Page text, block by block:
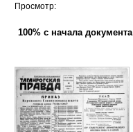
Просмотр:
100% с начала документа